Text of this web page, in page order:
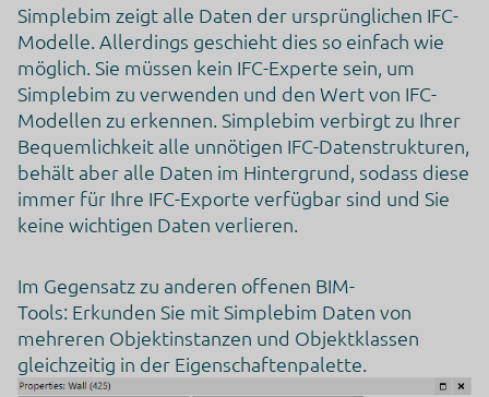
Simplebim zeigt alle Daten der ursprünglichen IFC-
Modelle. Allerdings geschieht dies so einfach wie
möglich. Sie müssen kein IFC-Experte sein, um
Simplebim zu verwenden und den Wert von IFC-
Modellen zu erkennen. Simplebim verbirgt zu Ihrer
Bequemlichkeit alle unnötigen IFC-Datenstrukturen,
behält aber alle Daten im Hintergrund, sodass diese
immer für Ihre IFC-Exporte verfügbar sind und Sie
keine wichtigen Daten verlieren.
Im Gegensatz zu anderen offenen BIM-
Tools: Erkunden Sie mit Simplebim Daten von
mehreren Objektinstanzen und Objektklassen
gleichzeitig in der Eigenschaftenpalette.